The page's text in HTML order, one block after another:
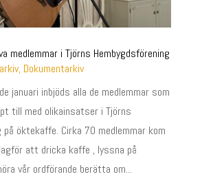
medlemmar i Tjörns Hembygdsförening
, Dokumentarkiv
januari inbjöds alla de medlemmar som
till med olikainsatser i Tjörns
på öktekaffe. Cirka 70 medlemmar kom
att dricka kaffe , lyssna på
vår ordförande berätta om...